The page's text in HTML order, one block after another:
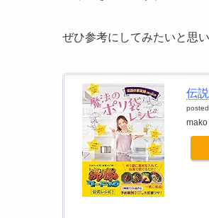
ぜひ参考にしてみたいと思い
伝